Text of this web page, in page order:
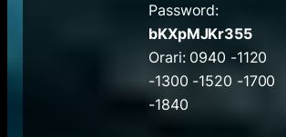
Password:
bKXpMJKr355
Orari: 0940 -1120
-1300 -1520 -1700
-1840